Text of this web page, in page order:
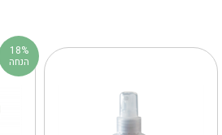
18%
הנחה